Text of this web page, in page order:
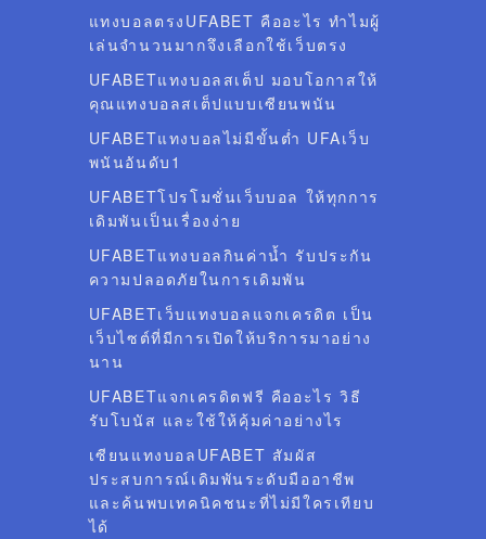
แทงบอลตรงUFABET คืออะไร ทำไมผู้
เล่นจำนวนมากจึงเลือกใช้เว็บตรง
UFABETแทงบอลสเต็ป มอบโอกาสให้
คุณแทงบอลสเต็ปแบบเซียนพนัน
UFABETแทงบอลไม่มีขั้นต่ำ UFAเว็บ
พนันอันดับ1
UFABETโปรโมชั่นเว็บบอล ให้ทุกการ
เดิมพันเป็นเรื่องง่าย
UFABETแทงบอลกินค่าน้ำ รับประกัน
ความปลอดภัยในการเดิมพัน
UFABETเว็บแทงบอลแจกเครดิต เป็น
เว็บไซต์ที่มีการเปิดให้บริการมาอย่าง
นาน
UFABETแจกเครดิตฟรี คืออะไร วิธี
รับโบนัส และใช้ให้คุ้มค่าอย่างไร
เซียนแทงบอลUFABET สัมผัส
ประสบการณ์เดิมพันระดับมืออาชีพ
และค้นพบเทคนิคชนะที่ไม่มีใครเทียบ
ได้